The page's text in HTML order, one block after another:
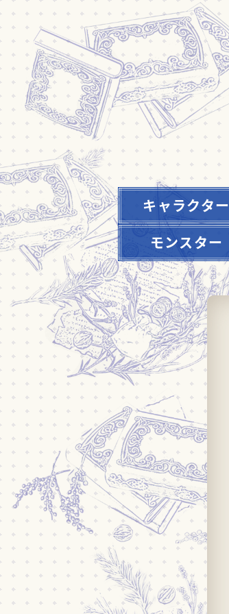
キャラクター
モンスター